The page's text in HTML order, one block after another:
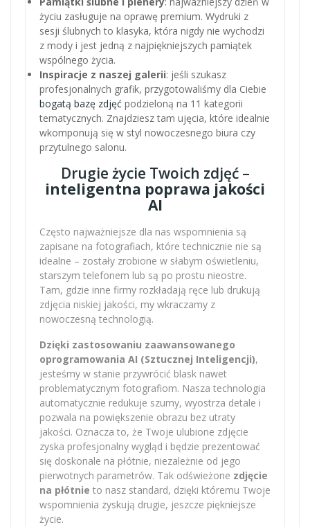
życiu zasługuje na oprawę premium. Wydruki z
sesji ślubnych to klasyka, która nigdy nie wychodzi
z mody i jest jedną z najpiękniejszych pamiątek
wspólnego życia.
Inspiracje z naszej galerii: jeśli szukasz
profesjonalnych grafik, przygotowaliśmy dla Ciebie
bogatą bazę zdjęć podzieloną na 11 kategorii
tematycznych. Znajdziesz tam ujęcia, które idealnie
wkomponują się w styl nowoczesnego biura czy
przytulnego salonu.
Drugie życie Twoich zdjęć –
inteligentna poprawa jakości
AI
Często najważniejsze dla nas wspomnienia są
zapisane na fotografiach, które technicznie nie są
idealne – zostały zrobione w słabym oświetleniu,
starszym telefonem lub są po prostu nieostre.
Tam, gdzie inne firmy rozkładają ręce lub drukują
zdjęcia niskiej jakości, my wkraczamy z
nowoczesną technologią.
Dzięki zastosowaniu zaawansowanego
oprogramowania AI (Sztucznej Inteligencji),
jesteśmy w stanie przywrócić blask nawet
problematycznym fotografiom. Nasza technologia
automatycznie redukuje szumy, wyostrza detale i
pozwala na powiększenie obrazu bez utraty
jakości. Oznacza to, że Twoje ulubione zdjęcie
zyska profesjonalny wygląd i będzie prezentować
się doskonale na płótnie, niezależnie od jego
pierwotnych parametrów. Tak odświeżone zdjęcie
na płótnie to nasz standard, dzięki któremu Twoje
wspomnienia zyskują drugie, jeszcze piękniejsze
życie.